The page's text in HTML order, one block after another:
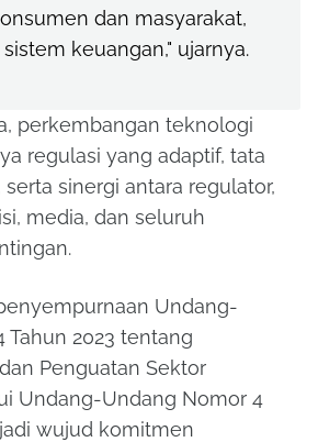
dan masyarakat,
keuangan," ujarnya.
perkembangan teknologi
regulasi yang adaptif, tata
sinergi antara regulator,
media, dan seluruh
Undang-
Tahun 2023 tentang
Penguatan Sektor
Undang-Undang Nomor 4
wujud komitmen